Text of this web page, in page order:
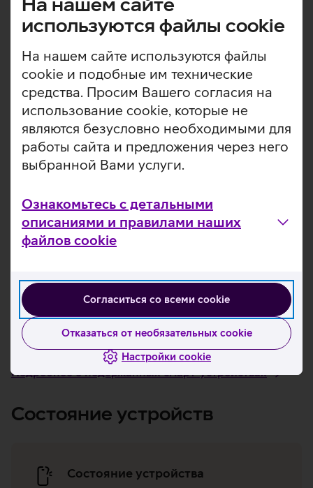
На нашем сайте
используются файлы cookie
На нашем сайте используются файлы
cookie и подобные им технические
средства. Просим Вашего согласия на
использование cookie, которые не
являются безусловно необходимыми для
работы сайта и предложения через него
выбранной Вами услуги.
Ознакомьтесь с детальными
описаниями и правилами наших
файлов cookie
Согласиться со всеми cookie
Отказаться от необязательных cookie
Настройки cookie
Подробнее о подержанных компьютерах
Растущий тренд: все больше покупателей
выбирают подержанные смарт-устройства
потребителей приобретает одежду в секонд-хендах.
Теперь наметился новый тренд: многие люди готовы
так же приобретать и смарт-устройства, считает
руководитель сферы продаж товаров Telia Лаура
Куусик.
Подробнее о подержанных смарт-устройствах
Состояние устройств
Состояние устройства